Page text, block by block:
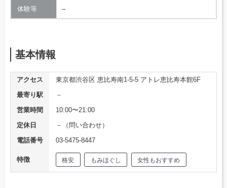
体験等 –
基本情報
アクセス
東京都渋谷区 恵比寿南1-5-5 アトレ恵比寿本館6F
最寄り駅
－
営業時間
10:00〜21:00
定休日
－（問い合わせ）
電話番号
03-5475-8447
特徴 格安 もみほぐし 女性もおすすめ